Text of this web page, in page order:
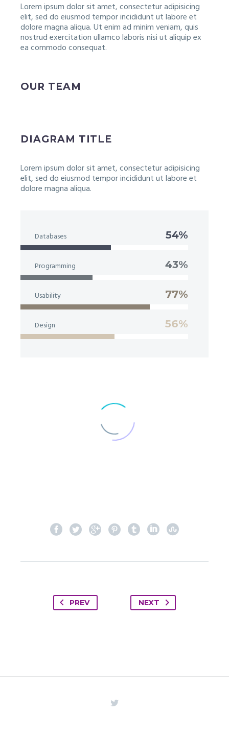
Lorem ipsum dolor sit amet, consectetur adipisicing
elit, sed do eiusmod tempor incididunt ut labore et
dolore magna aliqua. Ut enim ad minim veniam, quis
nostrud exercitation ullamco laboris nisi ut aliquip ex
ea commodo consequat.
OUR TEAM
DIAGRAM TITLE
Lorem ipsum dolor sit amet, consectetur adipisicing
elit, sed do eiusmod tempor incididunt ut labore et
dolore magna aliqua.
Databases 54%
Programming 43%
Usability 77%
Design 56%
PREV NEXT